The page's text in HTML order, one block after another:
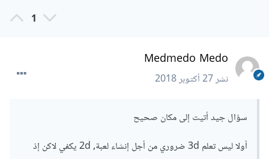
1
Medmedo Medo
نشر27 أكتوبر 2018
سؤال جيد أتيت إلى مكان صحيح
أولا ليس تعلم 3d ضروري من أجل إنشاء لعبة, 2d يكفي لاكن إذ